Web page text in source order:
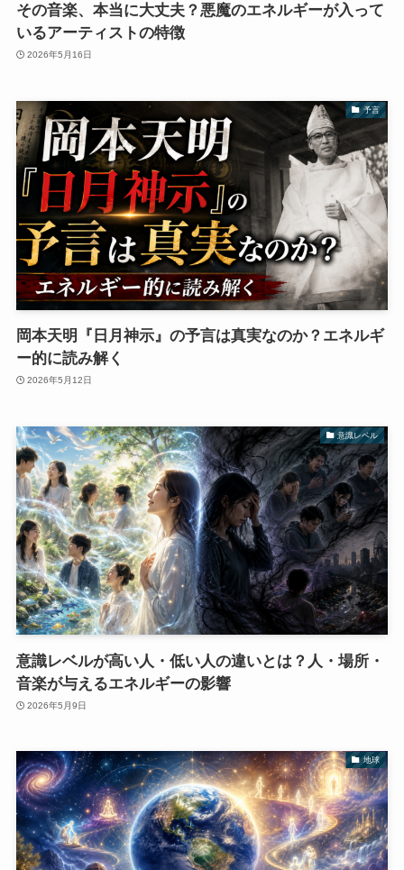
その音楽、本当に大丈夫？悪魔のエネルギーが入って
いるアーティストの特徴
2026年5月16日
予言
岡本天明『日月神示』の予言は真実なのか？エネルギ
ー的に読み解く
2026年5月12日
意識レベル
意識レベルが高い人・低い人の違いとは？人・場所・
音楽が与えるエネルギーの影響
2026年5月9日
地球